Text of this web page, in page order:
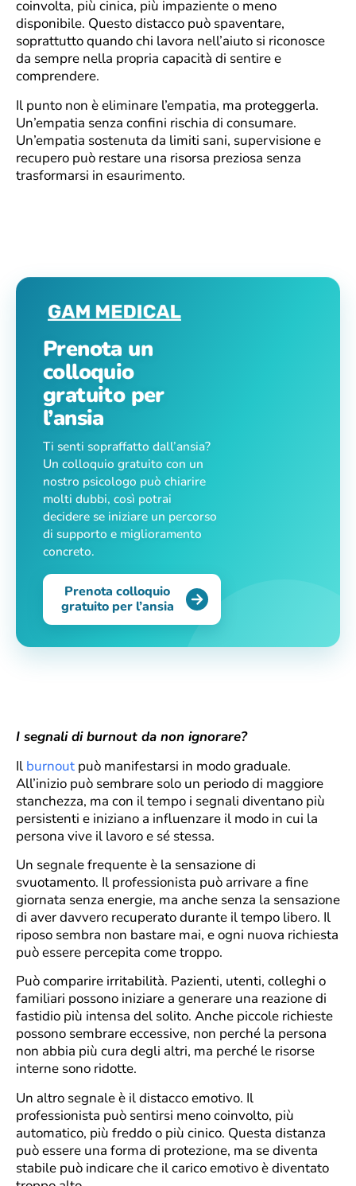
coinvolta, più cinica, più impaziente o meno
disponibile. Questo distacco può spaventare,
soprattutto quando chi lavora nell’aiuto si riconosce
da sempre nella propria capacità di sentire e
comprendere.
Il punto non è eliminare l’empatia, ma proteggerla.
Un’empatia senza confini rischia di consumare.
Un’empatia sostenuta da limiti sani, supervisione e
recupero può restare una risorsa preziosa senza
trasformarsi in esaurimento.
Prenota un
colloquio
gratuito per
l’ansia
Ti senti sopraffatto dall’ansia?
Un colloquio gratuito con un
nostro psicologo può chiarire
molti dubbi, così potrai
decidere se iniziare un percorso
di supporto e miglioramento
concreto.
Prenota colloquio
gratuito per l’ansia
I segnali di burnout da non ignorare?
Il burnout può manifestarsi in modo graduale.
All’inizio può sembrare solo un periodo di maggiore
stanchezza, ma con il tempo i segnali diventano più
persistenti e iniziano a influenzare il modo in cui la
persona vive il lavoro e sé stessa.
Un segnale frequente è la sensazione di
svuotamento. Il professionista può arrivare a fine
giornata senza energie, ma anche senza la sensazione
di aver davvero recuperato durante il tempo libero. Il
riposo sembra non bastare mai, e ogni nuova richiesta
può essere percepita come troppo.
Può comparire irritabilità. Pazienti, utenti, colleghi o
familiari possono iniziare a generare una reazione di
fastidio più intensa del solito. Anche piccole richieste
possono sembrare eccessive, non perché la persona
non abbia più cura degli altri, ma perché le risorse
interne sono ridotte.
Un altro segnale è il distacco emotivo. Il
professionista può sentirsi meno coinvolto, più
automatico, più freddo o più cinico. Questa distanza
può essere una forma di protezione, ma se diventa
stabile può indicare che il carico emotivo è diventato